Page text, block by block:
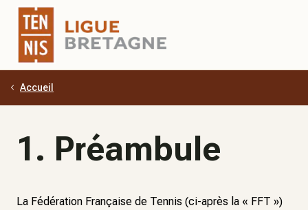
Aller au contenu principal
Accueil
1. Préambule
La Fédération Française de Tennis (ci-après la « FFT »)